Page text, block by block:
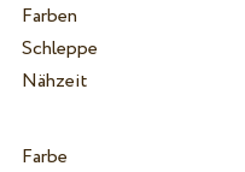
Farben
Schleppe
Nähzeit
Farbe